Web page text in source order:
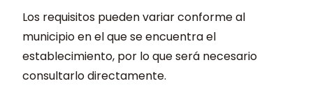
Los requisitos pueden variar conforme al
municipio en el que se encuentra el
establecimiento, por lo que será necesario
consultarlo directamente.